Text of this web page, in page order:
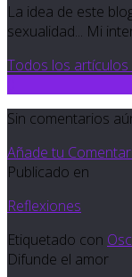
La idea de este
sexualidad... Mi
Todos los artículos
Sin comentarios
Añade tu
Publicado en
Reflexiones
Etiquetado con
Difunde el amor